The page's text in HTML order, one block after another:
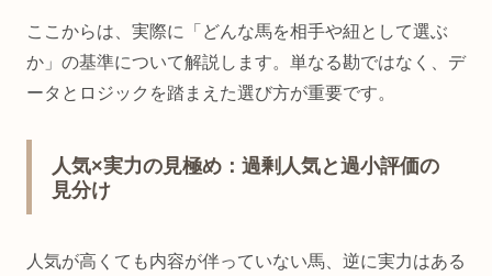
ここからは、実際に「どんな馬を相手や紐として選ぶ
か」の基準について解説します。単なる勘ではなく、デ
ータとロジックを踏まえた選び方が重要です。
人気×実力の見極め：過剰人気と過小評価の
見分け
人気が高くても内容が伴っていない馬、逆に実力はある